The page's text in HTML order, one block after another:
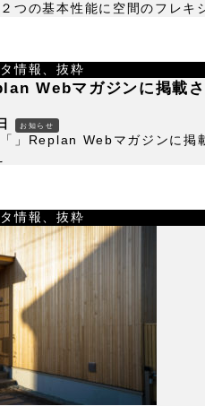
つの基本性能に空間のフレ
情報、抜粋
Webマガジンに掲載
お知らせ
」Replan Webマガジンに掲
情報、抜粋